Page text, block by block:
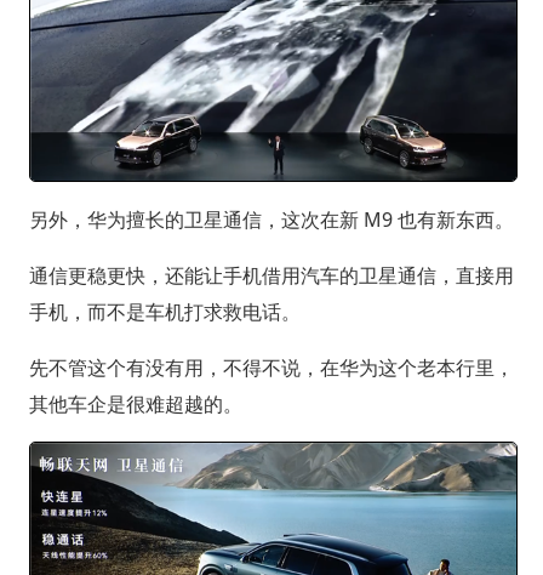
另外，华为擅长的卫星通信，这次在新 M9 也有新东西。
通信更稳更快，还能让手机借用汽车的卫星通信，直接用
手机，而不是车机打求救电话。
先不管这个有没有用，不得不说，在华为这个老本行里，
其他车企是很难超越的。